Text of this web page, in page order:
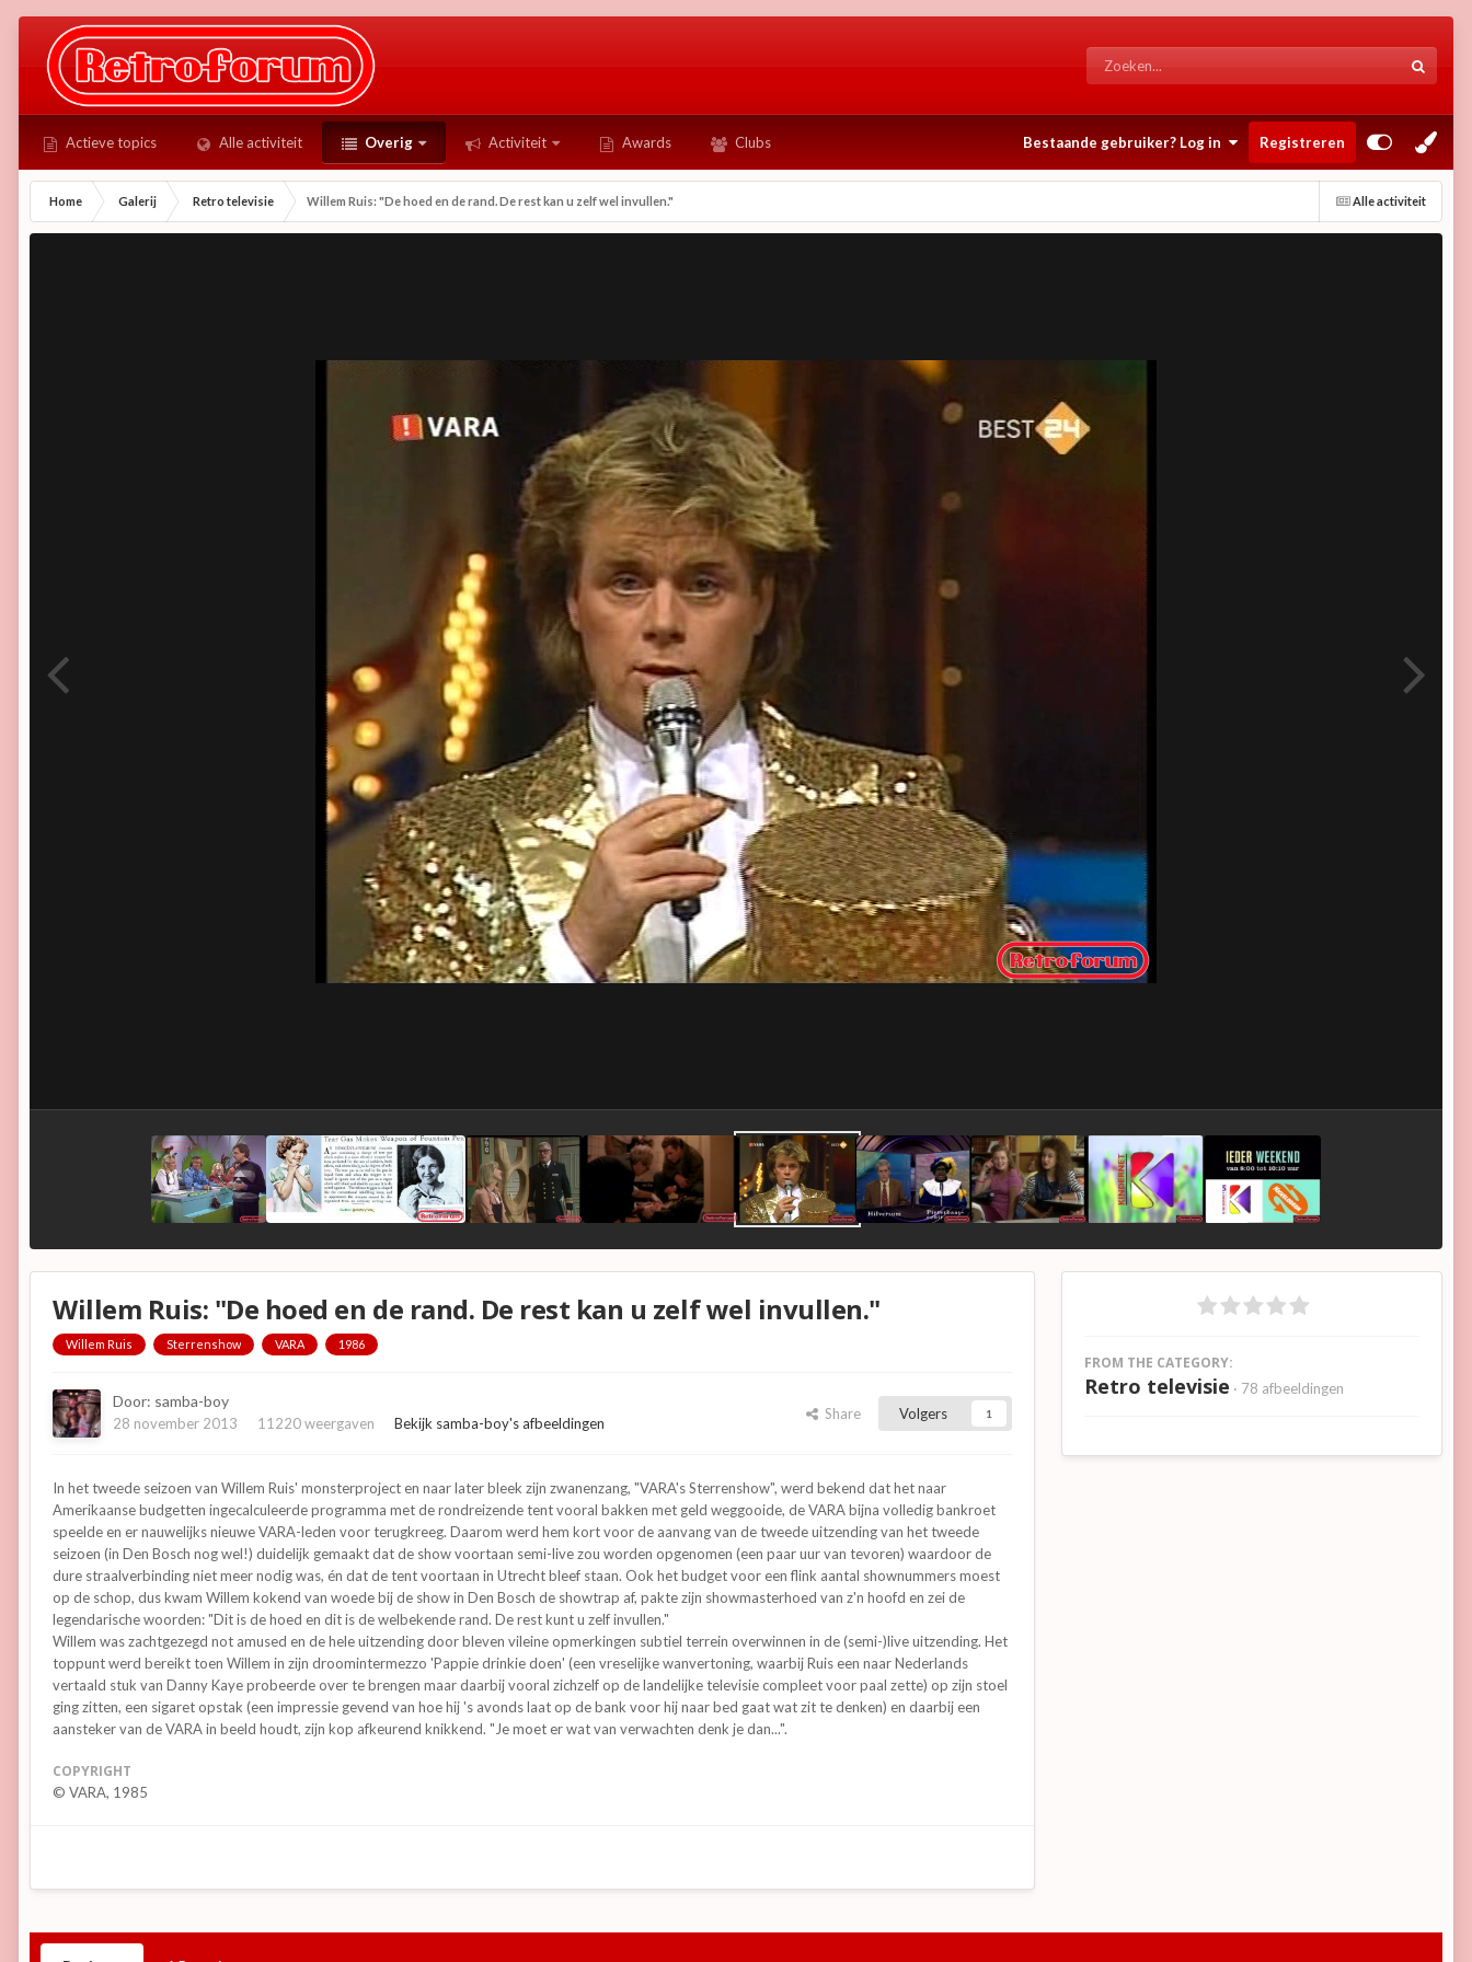
Actieve topics Alle activiteit Overig Activiteit Awards Clubs Bestaande gebruiker? Log in Registreren
Alle activiteit
Home Galerij Retro televisie Willem Ruis: "De hoed en de rand. De rest kan u zelf wel invullen."
Willem Ruis: "De hoed en de rand. De rest kan u zelf wel invullen."
Willem Ruis Sterrenshow VARA 1986
Door: samba-boy
28 november 2013 11220 weergaven Bekijk samba-boy's afbeeldingen
Share Volgers 1
In het tweede seizoen van Willem Ruis' monsterproject en naar later bleek zijn zwanenzang, "VARA's Sterrenshow", werd bekend dat het naar
Amerikaanse budgetten ingecalculeerde programma met de rondreizende tent vooral bakken met geld weggooide, de VARA bijna volledig bankroet
speelde en er nauwelijks nieuwe VARA-leden voor terugkreeg. Daarom werd hem kort voor de aanvang van de tweede uitzending van het tweede
seizoen (in Den Bosch nog wel!) duidelijk gemaakt dat de show voortaan semi-live zou worden opgenomen (een paar uur van tevoren) waardoor de
dure straalverbinding niet meer nodig was, én dat de tent voortaan in Utrecht bleef staan. Ook het budget voor een flink aantal shownummers moest
op de schop, dus kwam Willem kokend van woede bij de show in Den Bosch de showtrap af, pakte zijn showmasterhoed van z'n hoofd en zei de
legendarische woorden: "Dit is de hoed en dit is de welbekende rand. De rest kunt u zelf invullen."
Willem was zachtgezegd not amused en de hele uitzending door bleven vileine opmerkingen subtiel terrein overwinnen in de (semi-)live uitzending. Het
toppunt werd bereikt toen Willem in zijn droomintermezzo 'Pappie drinkie doen' (een vreselijke wanvertoning, waarbij Ruis een naar Nederlands
vertaald stuk van Danny Kaye probeerde over te brengen maar daarbij vooral zichzelf op de landelijke televisie compleet voor paal zette) op zijn stoel
ging zitten, een sigaret opstak (een impressie gevend van hoe hij 's avonds laat op de bank voor hij naar bed gaat wat zit te denken) en daarbij een
aansteker van de VARA in beeld houdt, zijn kop afkeurend knikkend. "Je moet er wat van verwachten denk je dan...".
COPYRIGHT
© VARA, 1985
FROM THE CATEGORY:
Retro televisie · 78 afbeeldingen